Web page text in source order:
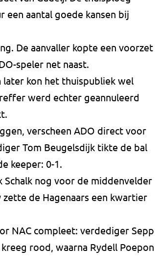
aantal goede kansen bij
De aanvaller kopte een voorzet
speler net naast.
later kon het thuispubliek wel
werd echter geannuleerd
verscheen ADO direct voor
Tom Beugelsdijk tikte de bal
keeper: 0-1.
Schalk nog voor de middenvelder
de Hagenaars een kwartier
NAC compleet: verdediger Sepp
rood, waarna Rydell Poepon